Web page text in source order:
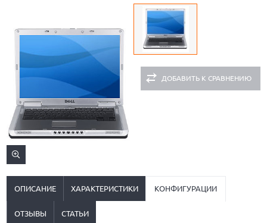
ДОБАВИТЬ К СРАВНЕНИЮ
ОПИСАНИЕ ХАРАКТЕРИСТИКИ КОНФИГУРАЦИИ
ОТЗЫВЫ СТАТЬИ